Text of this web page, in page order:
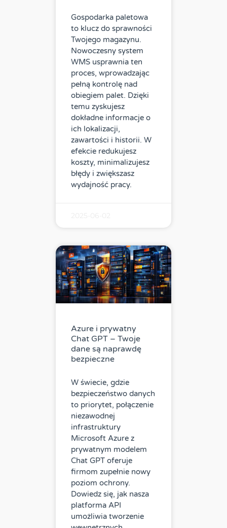
Gospodarka paletowa
to klucz do sprawności
Twojego magazynu.
Nowoczesny system
WMS usprawnia ten
proces, wprowadzając
pełną kontrolę nad
obiegiem palet. Dzięki
temu zyskujesz
dokładne informacje o
ich lokalizacji,
zawartości i historii. W
efekcie redukujesz
koszty, minimalizujesz
błędy i zwiększasz
wydajność pracy.
Azure i prywatny
Chat GPT – Twoje
dane są naprawdę
bezpieczne
W świecie, gdzie
bezpieczeństwo danych
to priorytet, połączenie
niezawodnej
infrastruktury
Microsoft Azure z
prywatnym modelem
Chat GPT oferuje
firmom zupełnie nowy
poziom ochrony.
Dowiedz się, jak nasza
platforma API
umożliwia tworzenie